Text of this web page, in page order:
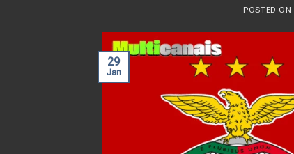
POSTED ON
29
Jan